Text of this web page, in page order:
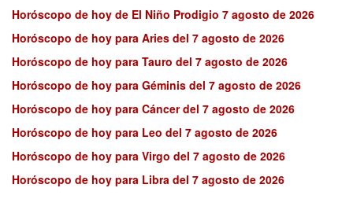
Horóscopo de hoy de El Niño Prodigio 7 agosto de 2026
Horóscopo de hoy para Aries del 7 agosto de 2026
Horóscopo de hoy para Tauro del 7 agosto de 2026
Horóscopo de hoy para Géminis del 7 agosto de 2026
Horóscopo de hoy para Cáncer del 7 agosto de 2026
Horóscopo de hoy para Leo del 7 agosto de 2026
Horóscopo de hoy para Virgo del 7 agosto de 2026
Horóscopo de hoy para Libra del 7 agosto de 2026